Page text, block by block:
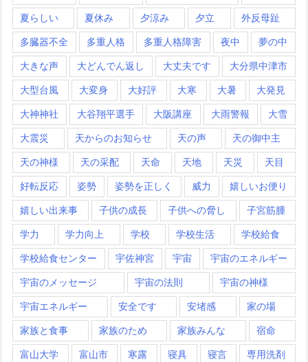
夏らしい 夏休み 夕涼み 夕立 外反母趾
多臓器不全 多重人格 多重人格障害 夜中 夢の中
大きな声 大どんでん返し 大丈夫です 大分県中津市
大型台風 大変身 大好評 大寒 大暑 大発見
大神神社 大谷翔平選手 大阪講座 大雨警報 大雪
大震災 天からのお知らせ 天の声 天の御中主
天の神様 天の采配 天命 天地 天災 天目
好転反応 姿勢 姿勢を正しく 威力 嬉しいお便り
嬉しい出来事 子供の成長 子供への脅し 子宮筋腫
学力 学力向上 学校 学校生活 学校給食
学校給食センター 宇佐神宮 宇宙 宇宙のエネルギー
宇宙のメッセージ 宇宙の法則 宇宙の神様
宇宙エネルギー 安全です 安堵感 家の場
家族と食事 家族のため 家族みんな 宿命
富山大学 富山市 寒露 寝具 寝言 専用洗剤